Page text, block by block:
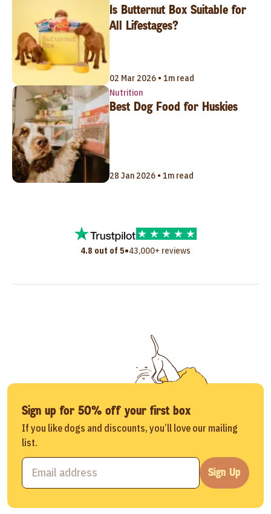
Is Butternut Box Suitable for
All Lifestages?
02 Mar 2026 • 1m read
Nutrition
Best Dog Food for Huskies
28 Jan 2026 • 1m read
4.8 out of 5•43,000+ reviews
Sign up for 50% off your first box
If you like dogs and discounts, you’ll love our mailing
list.
Sign Up